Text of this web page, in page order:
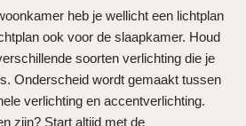
heb je wellicht een lichtplan
ook voor de slaapkamer. Houd
soorten verlichting die je
Onderscheid wordt gemaakt tussen
verlichting en accentverlichting.
zijn? Start altijd met de